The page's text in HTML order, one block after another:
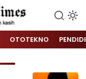
OTOTEKNO